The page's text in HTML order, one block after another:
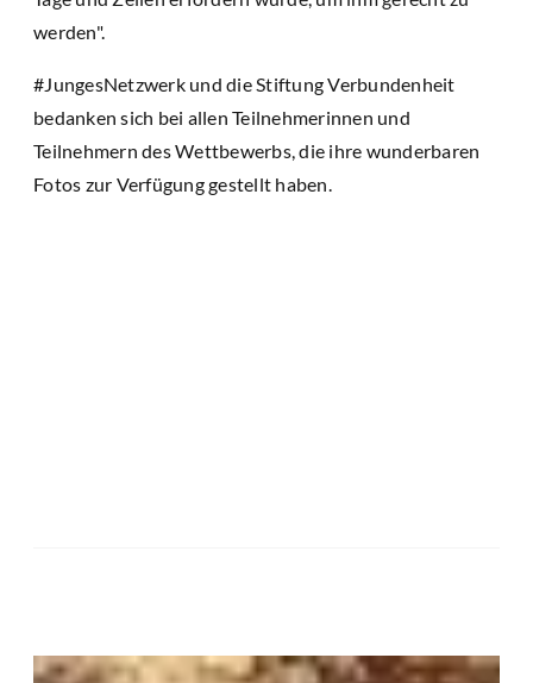
werden".
#JungesNetzwerk und die Stiftung Verbundenheit
bedanken sich bei allen Teilnehmerinnen und
Teilnehmern des Wettbewerbs, die ihre wunderbaren
Fotos zur Verfügung gestellt haben.